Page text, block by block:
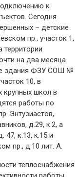
к
Сегодня
– детские
пр., участок 1,
территории
на два месяца
здания ФЗУ СОШ №
10, в
крупных школ в
работы по
Энтузиастов,
д.29, к.2, а
47, к.13, к.15 и
пр., д.10 лит. А.
теплоснабжения